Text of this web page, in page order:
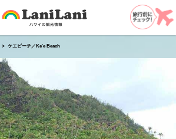
ケエビーチ／Ke'e Beach